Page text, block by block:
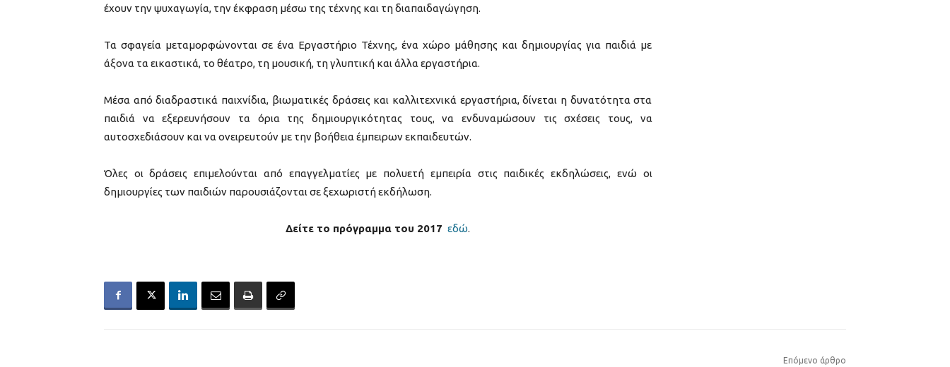
έχουν την ψυχαγωγία, την έκφραση μέσω της τέχνης και τη διαπαιδαγώγηση.
Τα σφαγεία μεταμορφώνονται σε ένα Εργαστήριο Τέχνης, ένα χώρο μάθησης και δημιουργίας για παιδιά με
άξονα τα εικαστικά, το θέατρο, τη μουσική, τη γλυπτική και άλλα εργαστήρια.
Μέσα από διαδραστικά παιχνίδια, βιωματικές δράσεις και καλλιτεχνικά εργαστήρια, δίνεται η δυνατότητα στα
παιδιά να εξερευνήσουν τα όρια της δημιουργικότητας τους, να ενδυναμώσουν τις σχέσεις τους, να
αυτοσχεδιάσουν και να ονειρευτούν με την βοήθεια έμπειρων εκπαιδευτών.
Όλες οι δράσεις επιμελούνται από επαγγελματίες με πολυετή εμπειρία στις παιδικές εκδηλώσεις, ενώ οι
δημιουργίες των παιδιών παρουσιάζονται σε ξεχωριστή εκδήλωση.
Δείτε το πρόγραμμα του 2017 εδώ.
Επόμενο άρθρο